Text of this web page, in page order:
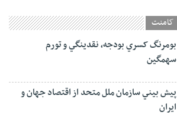
کامنت
بومرنگ کسري بودجه، نقدينگي و تورم
سهمگين
پيش‏ بيني سازمان ملل متحد از اقتصاد جهان و
ايران